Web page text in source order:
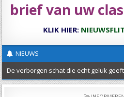
brief van uw
KLIK HIER:
NIEUWS
De verborgen schat die echt geluk geeft
Nieuwe Classis folder